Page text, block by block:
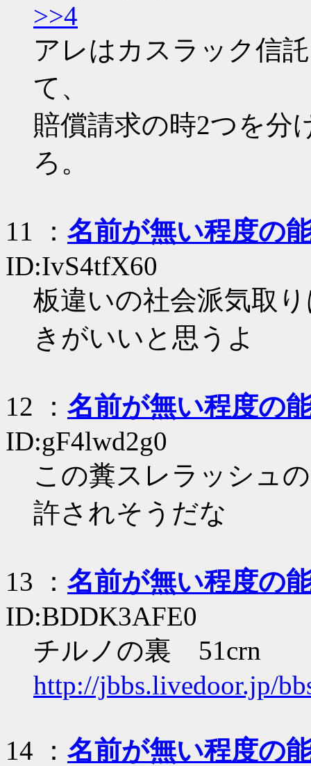
>>4
アレはカスラック信
て、
賠償請求の時2つを分
ろ。
11 ： 名前が無い程度の
ID:IvS4tfX60
板違いの社会派気取
きがいいと思うよ
12 ： 名前が無い程度の
ID:gF4lwd2g0
この糞スレラッシュ
許されそうだな
13 ： 名前が無い程度の
ID:BDDK3AFE0
チルノの裏 51crn
http://jbbs.livedoor.jp/
14 ： 名前が無い程度の